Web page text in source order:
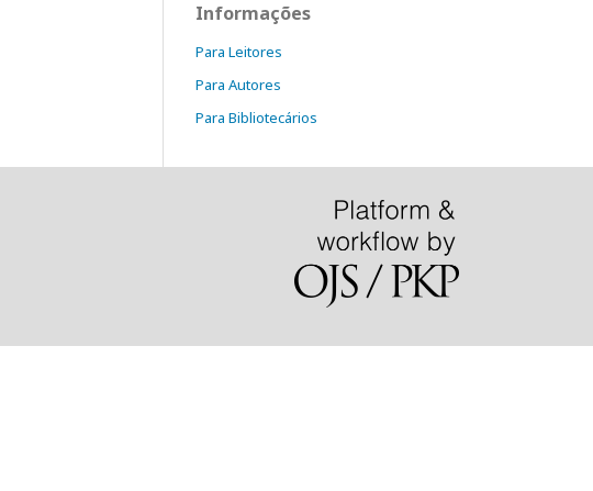
Informações
Para Leitores
Para Autores
Para Bibliotecários